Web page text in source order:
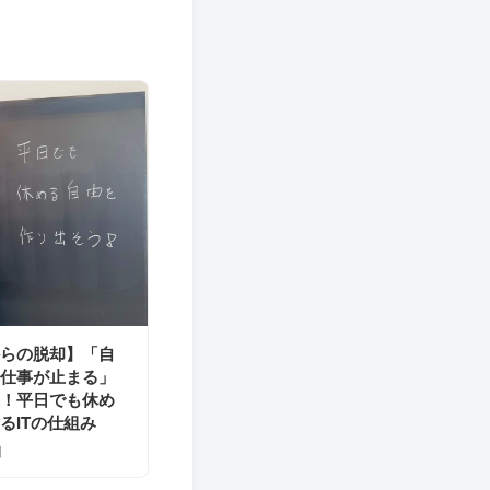
の脱却】「自
事が止まる」
平日でも休め
ITの仕組み